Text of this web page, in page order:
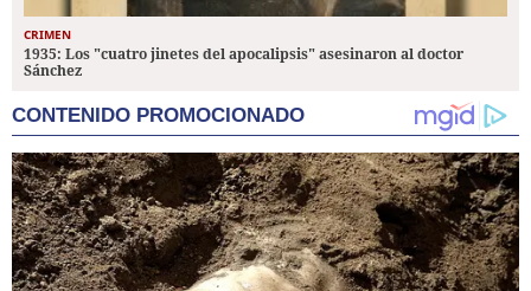
CRIMEN
1935: Los "cuatro jinetes del apocalipsis" asesinaron al doctor
Sánchez
CONTENIDO PROMOCIONADO